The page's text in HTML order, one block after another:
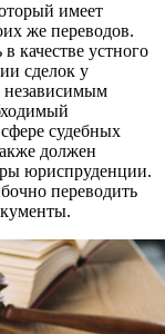
имеет
же переводов.
качестве устного
сделок у
независимым
судебных
должен
юриспруденции.
переводить